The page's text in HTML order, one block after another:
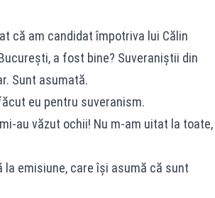
că am candidat împotriva lui Călin
a fost bine? Suveraniștii din
Sunt asumată.
eu pentru suveranism.
au văzut ochii! Nu m-am uitat la toate,
emisiune, care își asumă că sunt